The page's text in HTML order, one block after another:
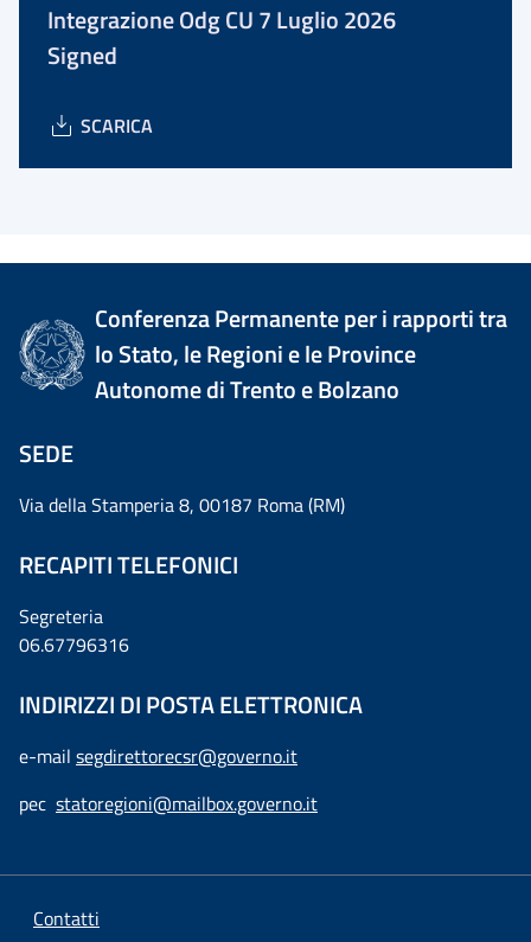
Integrazione Odg CU 7 Luglio 2026
Signed
SCARICA
Conferenza Permanente per i rapporti tra
lo Stato, le Regioni e le Province
Autonome di Trento e Bolzano
SEDE
Via della Stamperia 8, 00187 Roma (RM)
RECAPITI TELEFONICI
Segreteria
06.67796316
INDIRIZZI DI POSTA ELETTRONICA
e-mail segdirettorecsr@governo.it
pec statoregioni@mailbox.governo.it
Contatti